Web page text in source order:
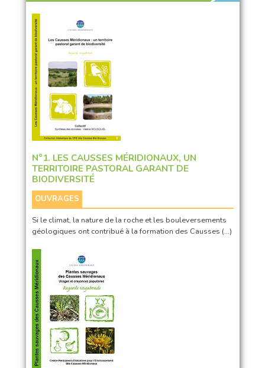
N°1. LES CAUSSES MÉRIDIONAUX, UN
TERRITOIRE PASTORAL GARANT DE
BIODIVERSITÉ
OUVRAGES
Si le climat, la nature de la roche et les bouleversements
géologiques ont contribué à la formation des Causses (…)